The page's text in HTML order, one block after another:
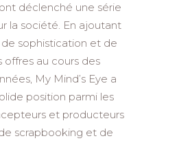
déclenché une série
la société. En ajoutant
sophistication et de
offres au cours des
My Mind’s Eye a
position parmi les
et producteurs
scrapbooking et de